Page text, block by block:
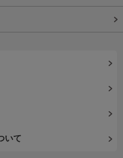
いて